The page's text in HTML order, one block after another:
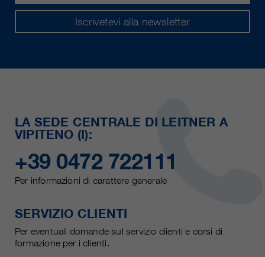
Iscrivetevi alla newsletter
LA SEDE CENTRALE DI LEITNER A
VIPITENO (I):
+39 0472 722111
Per informazioni di carattere generale
SERVIZIO CLIENTI
Per eventuali domande sul servizio clienti e corsi di
formazione per i clienti.